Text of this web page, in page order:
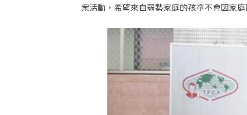
案活動，希望來自弱勢家庭的孩童不會因家